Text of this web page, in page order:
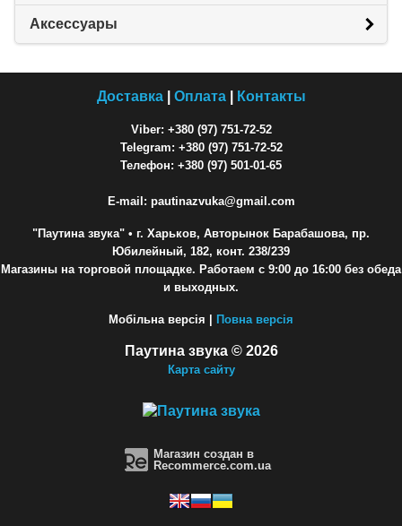
Аксессуары
Доставка| Оплата| Контакты
Viber: +380 (97) 751-72-52
Telegram: +380 (97) 751-72-52
Телефон: +380 (97) 501-01-65
E-mail: pautinazvuka@gmail.com
"Паутина звука" • г. Харьков, Авторынок Барабашова, пр.
Юбилейный, 182, конт. 238/239
Магазины на торговой площадке. Работаем с 9:00 до 16:00 без обеда
и выходных.
Мобільна версія | Повна версія
Паутина звука © 2026
Карта сайту
Магазин создан в
Recommerce.com.ua